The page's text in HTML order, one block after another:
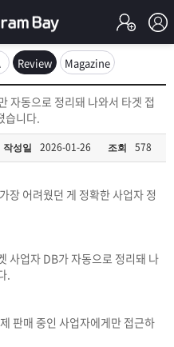
Review Magazine
자동으로 정리돼 나와서 타겟 접
습니다.
작성일 2026-01-26 조회 578
장 어려웠던 게 정확한 사업자 정
사업자 DB가 자동으로 정리돼 나
.
판매 중인 사업자에게만 접근하